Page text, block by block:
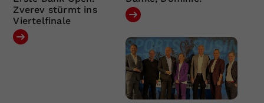
Zverev stürmt ins
Viertelfinale